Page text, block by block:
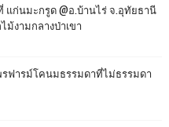
แก่นมะกรูด @อ.บ้านไร่ จ.อุทัยธานี
งามกลางป่าเขา
ฟารม์โคนมธรรมดาที่ไม่ธรรมดา